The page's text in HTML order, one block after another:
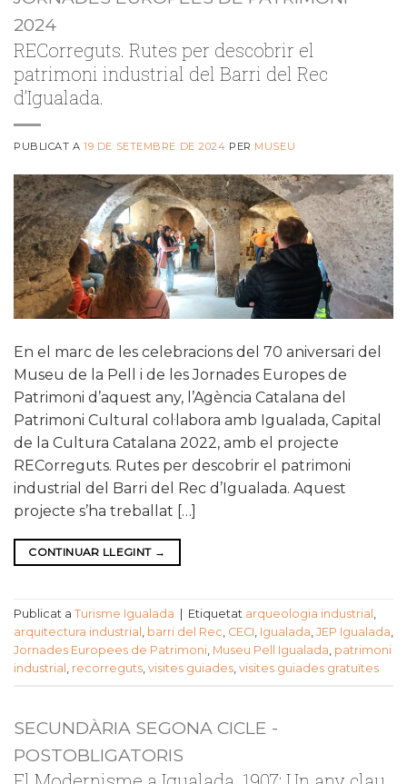
2024
RECorreguts. Rutes per descobrir el
patrimoni industrial del Barri del Rec
d’Igualada.
PUBLICAT A19 DE SETEMBRE DE 2024 PER MUSEU
En el marc de les celebracions del 70 aniversari del
Museu de la Pell i de les Jornades Europes de
Patrimoni d’aquest any, l’Agència Catalana del
Patrimoni Cultural col·labora amb Igualada, Capital
de la Cultura Catalana 2022, amb el projecte
RECorreguts. Rutes per descobrir el patrimoni
industrial del Barri del Rec d’Igualada. Aquest
projecte s’ha treballat […]
CONTINUAR LLEGINT →
Publicat a Turisme Igualada Etiquetat arqueologia industrial ,
arquitectura industrial , barri del Rec, CECI, Igualada, JEP Igualada,
Jornades Europees de Patrimoni, Museu Pell Igualada, patrimoni
industrial , recorreguts, visites guiades, visites guiades gratuïtes
SECUNDÀRIA SEGONA CICLE -
POSTOBLIGATORIS